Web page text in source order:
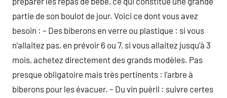
partie de son boulot de jour. Voici ce dont vous avez
besoin : – Des biberons en verre ou plastique : si vous
n’allaitez pas, en prévoir 6 ou 7, si vous allaitez jusqu’à 3
mois, achetez directement des grands modèles. Pas
presque obligatoire mais très pertinents : l’arbre à
biberons pour les évacuer. – Du vin puéril : suivre certes